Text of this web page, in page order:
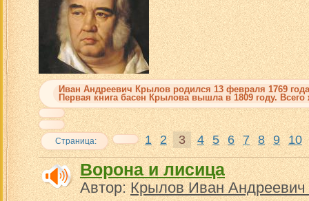
Иван Андреевич Крылов родился 13 февраля 1769
Первая книга басен Крылова вышла в 1809 году.
Страница: 1 2 3 4 5 6 7 8 9 10
Ворона и лисица
Автор:Крылов Иван Андреевич